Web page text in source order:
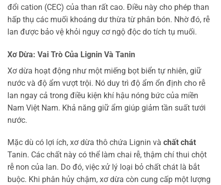
đổi cation (CEC) của than rất cao. Điều này cho phép than
hấp thụ các muối khoáng dư thừa từ phân bón. Nhờ đó, rễ
lan được bảo vệ khỏi nguy cơ ngộ độc do tích tụ muối.
Xơ Dừa: Vai Trò Của Lignin Và Tanin
Xơ dừa hoạt động như một miếng bọt biển tự nhiên, giữ
nước và độ ẩm vượt trội. Nó duy trì độ ẩm ổn định cho rễ
lan ngay cả trong điều kiện khí hậu nóng bức của miền
Nam Việt Nam. Khả năng giữ ẩm giúp giảm tần suất tưới
nước.
Mặc dù có lợi ích, xơ dừa thô chứa Lignin và chất chát
Tanin. Các chất này có thể làm chai rễ, thậm chí thui chột
rễ non của lan. Do đó, việc xử lý loại bỏ chất chát là bắt
buộc. Khi phân hủy chậm, xơ dừa còn cung cấp một lượng